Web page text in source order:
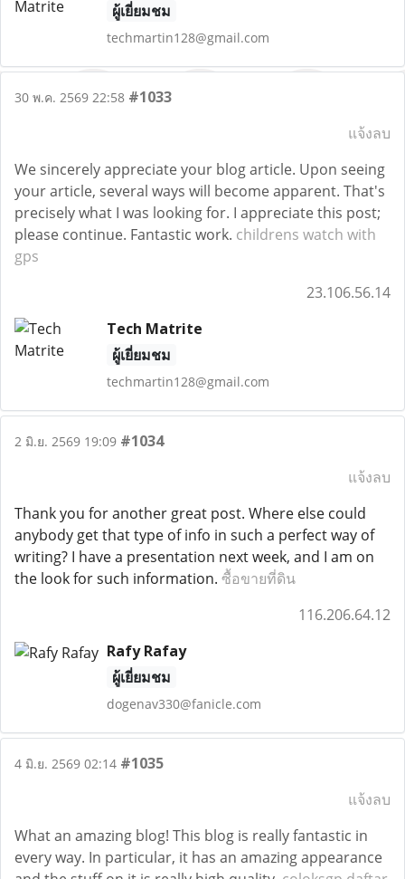
ผู้เยี่ยมชม
techmartin128@gmail.com
30 พ.ค. 2569 22:58 #1033
แจ้งลบ
We sincerely appreciate your blog article. Upon seeing
your article, several ways will become apparent. That's
precisely what I was looking for. I appreciate this post;
please continue. Fantastic work. childrens watch with
gps
23.106.56.14
Tech Matrite
ผู้เยี่ยมชม
techmartin128@gmail.com
2 มิ.ย. 2569 19:09 #1034
แจ้งลบ
Thank you for another great post. Where else could
anybody get that type of info in such a perfect way of
writing? I have a presentation next week, and I am on
the look for such information. ซื้อขายที่ดิน
116.206.64.12
Rafy Rafay
ผู้เยี่ยมชม
dogenav330@fanicle.com
4 มิ.ย. 2569 02:14 #1035
แจ้งลบ
What an amazing blog! This blog is really fantastic in
every way. In particular, it has an amazing appearance